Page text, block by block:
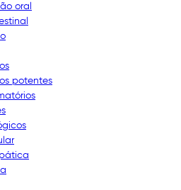
oral
potentes